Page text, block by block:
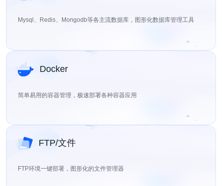
Mysql、Redis、Mongodb等各主流数据库，图形化数据库管理工具
Docker
简单易用的容器管理，极速部署各种容器应用
FTP/文件
FTP环境一键部署，图形化的文件管理器